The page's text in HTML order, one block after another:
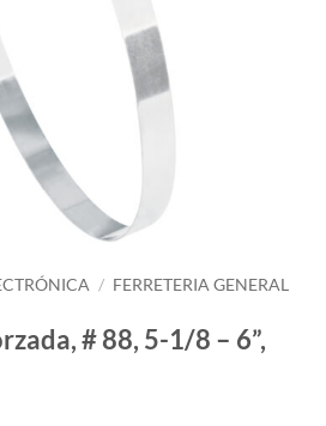
/ FERRETERIA GENERAL
# 88, 5-1/8 – 6”,